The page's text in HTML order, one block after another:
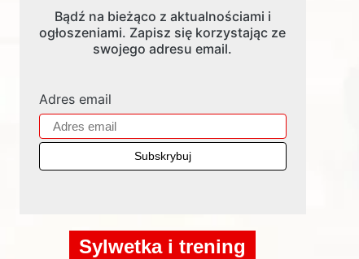
Bądź na bieżąco z aktualnościami i
ogłoszeniami. Zapisz się korzystając ze
swojego adresu email.
Adres email
Sylwetka i trening